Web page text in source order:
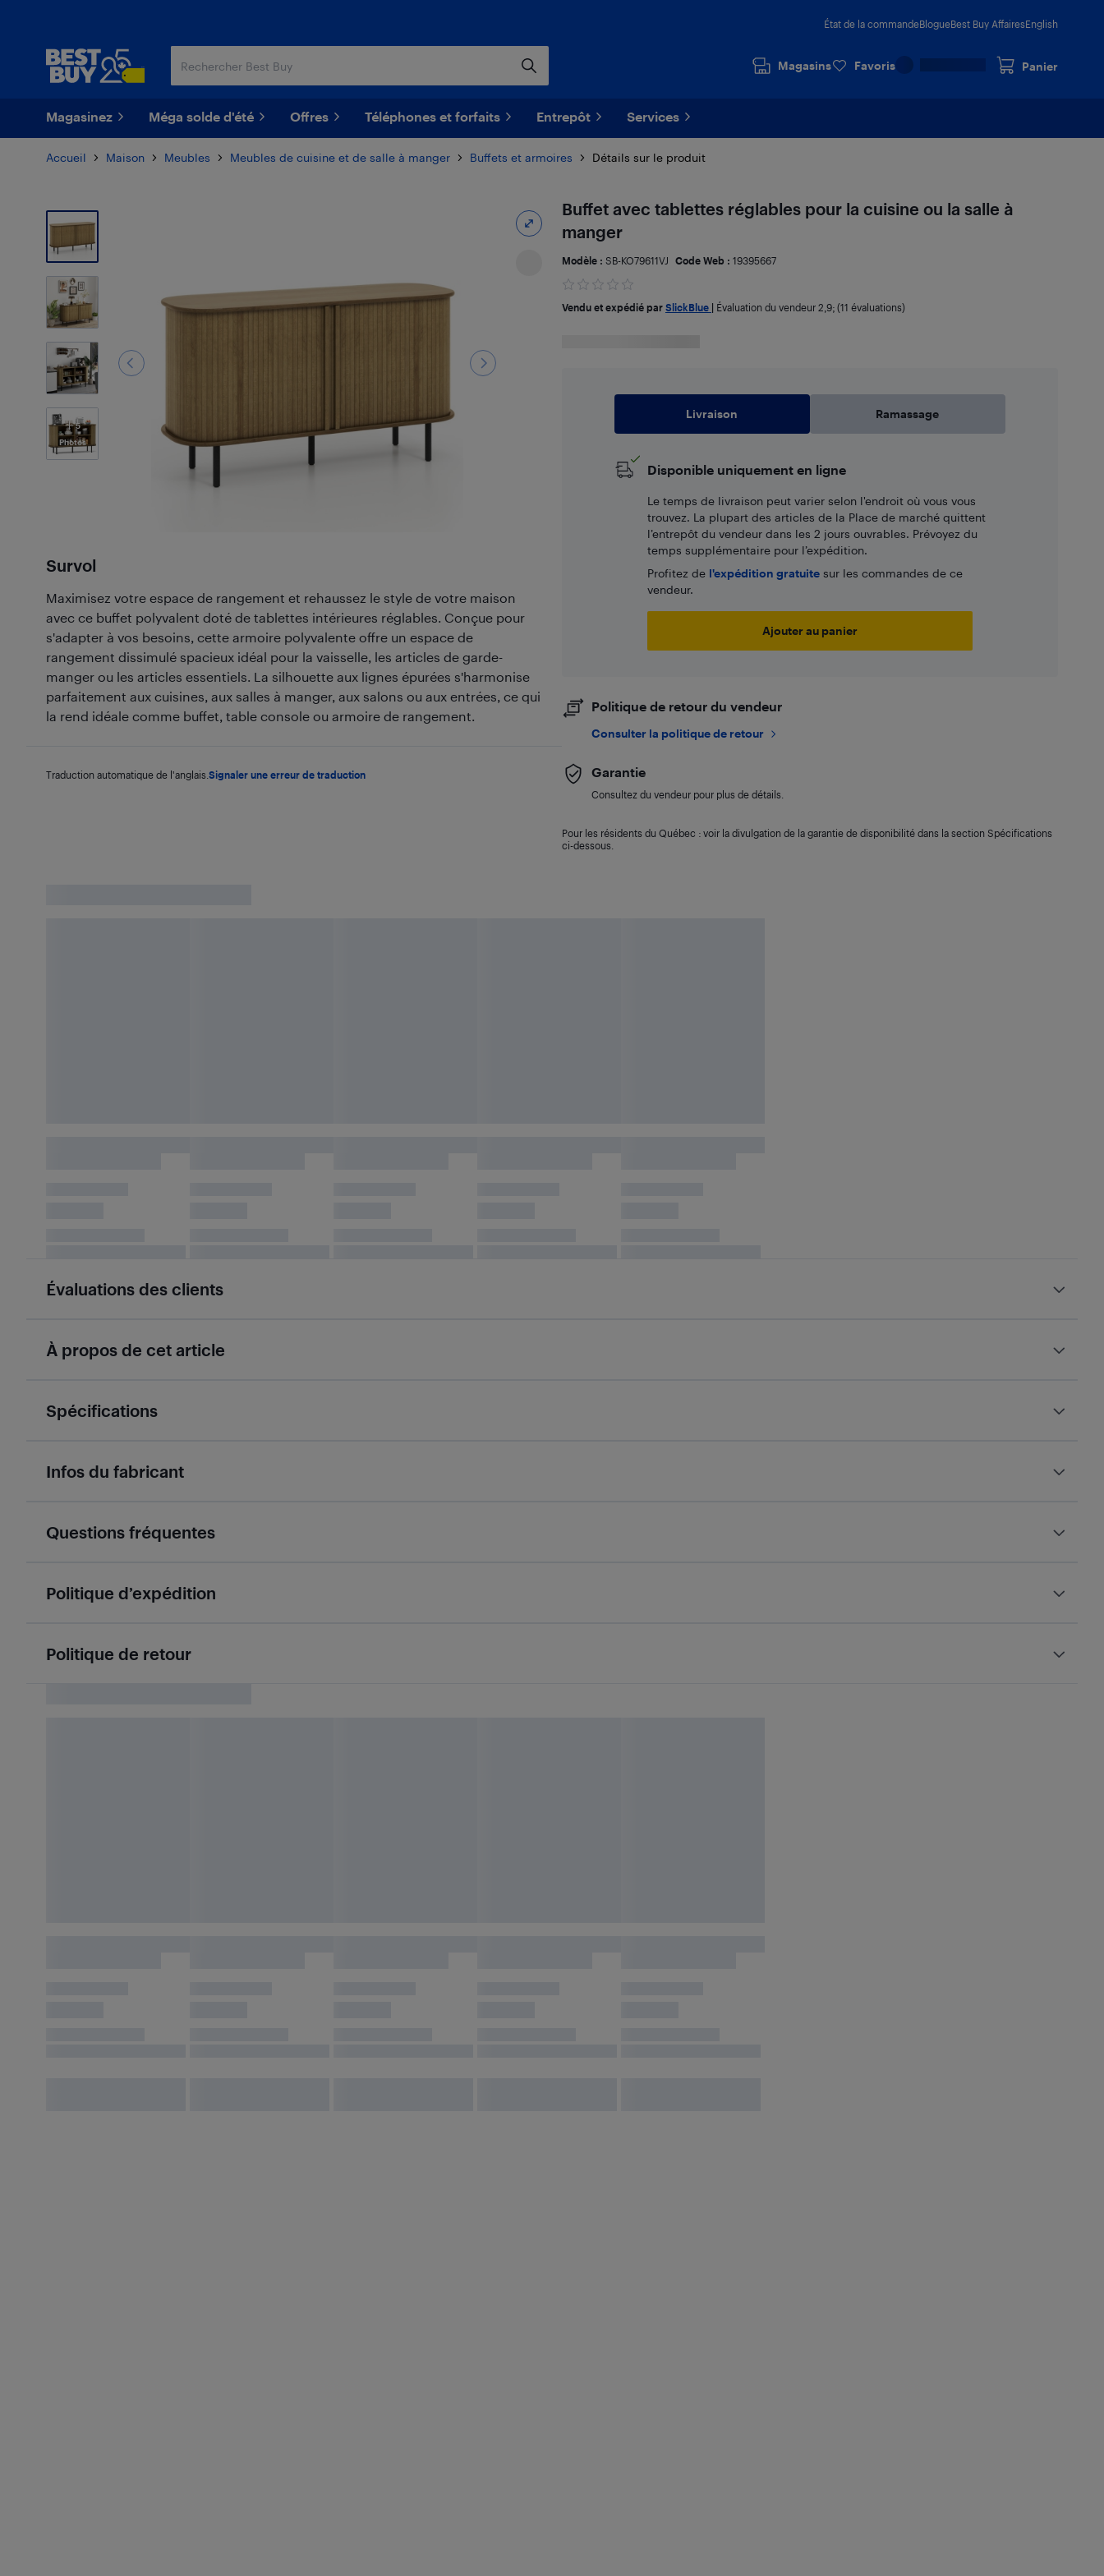
État de la commandeBlogueBest Buy AffairesEnglish
Magasins Favoris Panier
Magasinez Méga solde d'été Offres Téléphones et forfaits Entrepôt Services
Accueil Maison Meubles Meubles de cuisine et de salle à manger Buffets et armoires Détails sur le produit
5
Photos
Survol
Maximisez votre espace de rangement et rehaussez le style de votre maison
avec ce buffet polyvalent doté de tablettes intérieures réglables. Conçue pour
s'adapter à vos besoins, cette armoire polyvalente offre un espace de
rangement dissimulé spacieux idéal pour la vaisselle, les articles de garde-
manger ou les articles essentiels. La silhouette aux lignes épurées s'harmonise
parfaitement aux cuisines, aux salles à manger, aux salons ou aux entrées, ce qui
la rend idéale comme buffet, table console ou armoire de rangement.
Traduction automatique de l'anglais. Signaler une erreur de traduction
Buffet avec tablettes réglables pour la cuisine ou la salle à
manger
Modèle : SB-KO79611VJ Code Web : 19395667
Vendu et expédié par SlickBlue Évaluation du vendeur 2,9; (11 évaluations)
Livraison Ramassage
Disponible uniquement en ligne
Le temps de livraison peut varier selon l'endroit où vous vous
trouvez. La plupart des articles de la Place de marché quittent
l’entrepôt du vendeur dans les 2 jours ouvrables. Prévoyez du
temps supplémentaire pour l’expédition.
Profitez de l'expédition gratuitesur les commandes de ce
vendeur.
Ajouter au panier
Politique de retour du vendeur
Consulter la politique de retour
Garantie
Consultez du vendeur pour plus de détails.
Pour les résidents du Québec : voir la divulgation de la garantie de disponibilité dans la section Spécifications
ci-dessous.
Évaluations des clients
À propos de cet article
Spécifications
Infos du fabricant
Questions fréquentes
Politique d’expédition
Politique de retour